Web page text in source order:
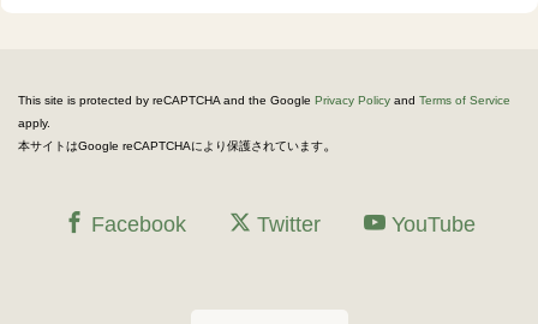
This site is protected by reCAPTCHA and the Google Privacy Policy and Terms of Service
apply.
本サイトはGoogle reCAPTCHAにより保護されています。
Facebook Twitter YouTube